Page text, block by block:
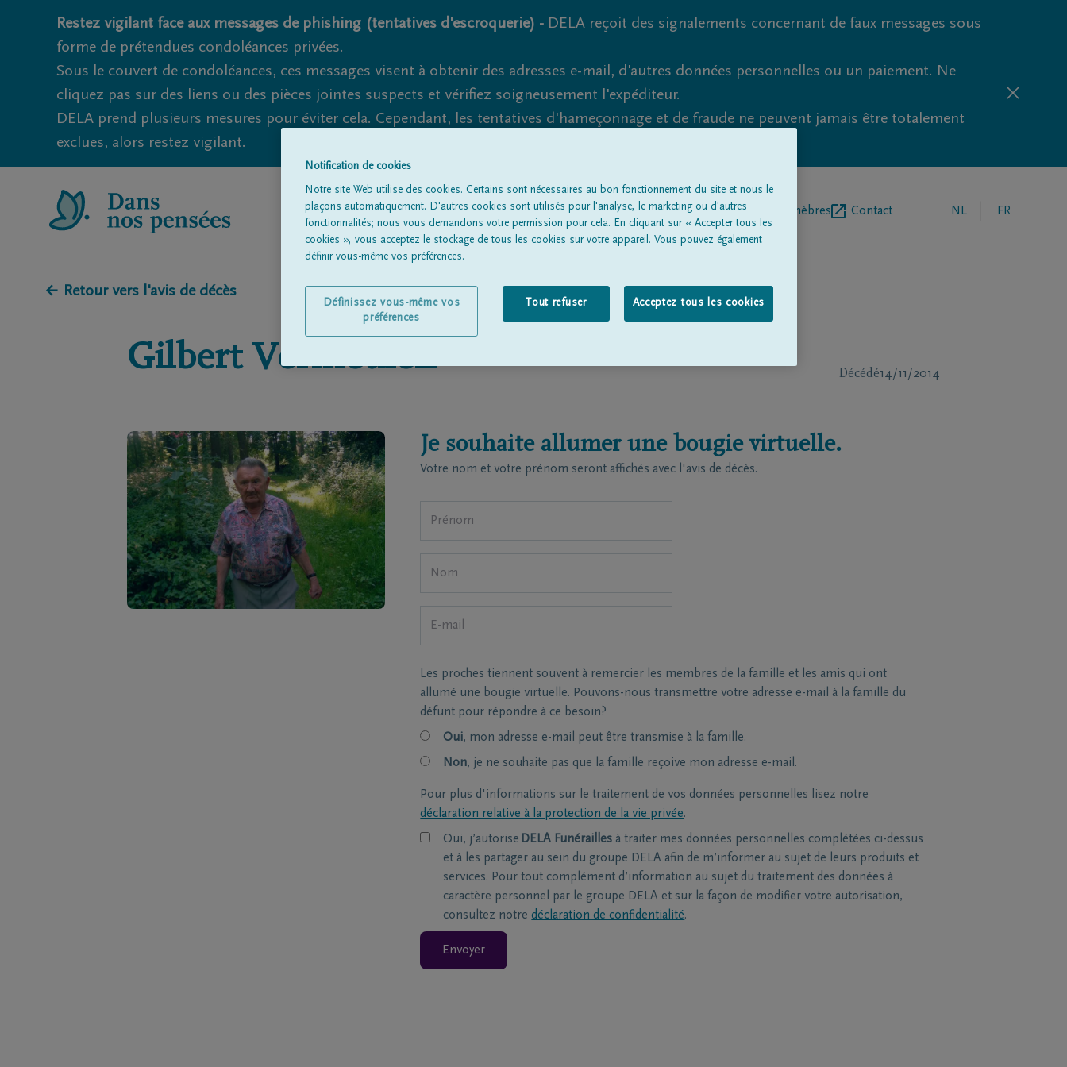
Restez vigilant face aux messages de phishing (tentatives d'escroquerie) - DELA reçoit des signalements concernant de faux messages sous
forme de prétendues condoléances privées.
Sous le couvert de condoléances, ces messages visent à obtenir des adresses e-mail, d'autres données personnelles ou un paiement. Ne
cliquez pas sur des liens ou des pièces jointes suspects et vérifiez soigneusement l'expéditeur.
DELA prend plusieurs mesures pour éviter cela. Cependant, les tentatives d'hameçonnage et de fraude ne peuvent jamais être totalement
exclues, alors restez vigilant.
Tous les avis de décèsÀ propos de nousEntrepreneur de pompes funèbres Contact NL FR
← Retour vers l'avis de décès
Gilbert Vermeulen Décédé14/11/2014
Je souhaite allumer une bougie virtuelle.
Votre nom et votre prénom seront affichés avec l'avis de décès.
Les proches tiennent souvent à remercier les membres de la famille et les amis qui ont
allumé une bougie virtuelle. Pouvons-nous transmettre votre adresse e-mail à la famille du
défunt pour répondre à ce besoin?
Oui, mon adresse e-mail peut être transmise à la famille.
Non, je ne souhaite pas que la famille reçoive mon adresse e-mail.
Pour plus d'informations sur le traitement de vos données personnelles lisez notre
déclaration relative à la protection de la vie privée.
Oui, j’autorise DELA Funérailles à traiter mes données personnelles complétées ci-dessus
et à les partager au sein du groupe DELA afin de m’informer au sujet de leurs produits et
services. Pour tout complément d’information au sujet du traitement des données à
caractère personnel par le groupe DELA et sur la façon de modifier votre autorisation,
consultez notredéclaration de confidentialité.
Envoyer
Notification de cookies
Notre site Web utilise des cookies. Certains sont nécessaires au bon fonctionnement du site et nous le
plaçons automatiquement. D'autres cookies sont utilisés pour l'analyse, le marketing ou d'autres
fonctionnalités; nous vous demandons votre permission pour cela. En cliquant sur « Accepter tous les
cookies », vous acceptez le stockage de tous les cookies sur votre appareil. Vous pouvez également
définir vous-même vos préférences.
Tout refuser Acceptez tous les cookies
Définissez vous-même vos
préférences